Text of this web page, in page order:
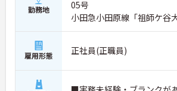
め、「もっと丁寧に、親切に介護をしたい」と
想いをお持ちの方にぴったりの環境です。
＜子育て・家族を大切にする制度が豊富＞「
ミ」の割引や保育手当など、ベネッセグループ
ではの家族向け福利厚生が非常に充実していま
産前産後・育児休暇の取得実績や復帰支援はも
ん、お子様の看護休暇や、ご家族の介護休暇
勤務制度なども整備されています。ライフステ
勤務地
05号
小田急小田原線「祖師ケ谷
雇用形態 正社員(正職員)